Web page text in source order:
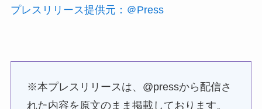
プレスリリース提供元：＠Press
※本プレスリリースは、@pressから配信さ
れた内容を原文のまま掲載しております。